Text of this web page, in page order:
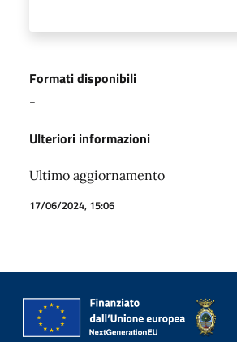
Formati disponibili
-
Ulteriori informazioni
Ultimo aggiornamento
17/06/2024, 15:06